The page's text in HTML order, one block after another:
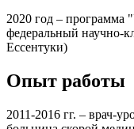
2020 год –
федеральный научно-
Ессентуки)
Опыт работы
2011-2016 гг. – врач-